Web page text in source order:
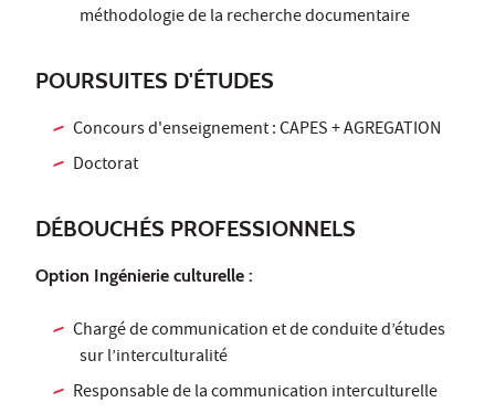
méthodologie de la recherche documentaire
POURSUITES D'ÉTUDES
Concours d'enseignement : CAPES + AGREGATION
Doctorat
DÉBOUCHÉS PROFESSIONNELS
Option Ingénierie culturelle :
Chargé de communication et de conduite d’études
sur l’interculturalité
Responsable de la communication interculturelle